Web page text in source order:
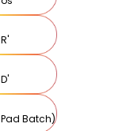
Batch)